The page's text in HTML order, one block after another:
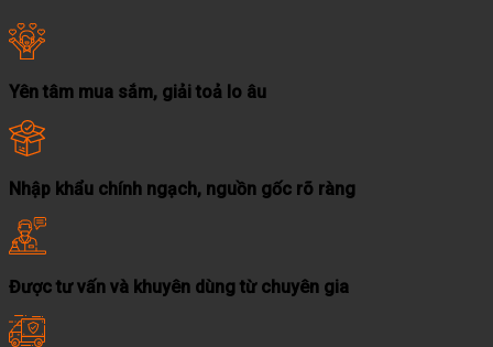
Yên tâm mua sắm, giải toả lo âu
Nhập khẩu chính ngạch, nguồn gốc rõ ràng
Được tư vấn và khuyên dùng từ chuyên gia